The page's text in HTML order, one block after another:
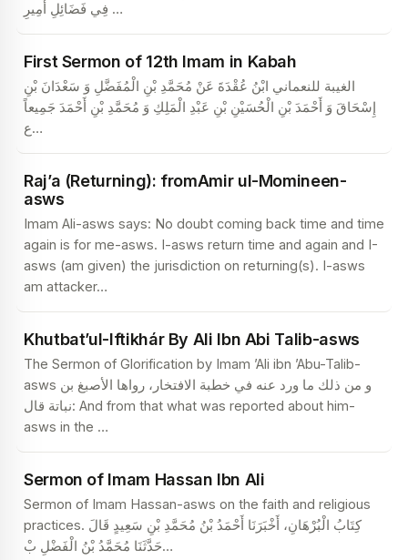
…
First Sermon of 12th Imam in Kabah
الغيبة للنعماني ابْنُ عُقْدَةَ عَنْ مُحَمَّدِ بْنِ الْمُفَضَّلِ وَ سَعْدَانَ بْنِ
إِسْحَاقَ وَ أَحْمَدَ بْنِ الْحُسَيْنِ بْنِ عَبْدِ الْمَلِكِ وَ مُحَمَّدِ بْنِ أَحْمَدَ جَمِيعاً
ع…
Raj’a (Returning): fromAmir ul-Momineen-
asws
Imam Ali-asws says: No doubt coming back time and time
again is for me-asws. I-asws return time and again and I-
asws (am given) the jurisdiction on returning(s). I-asws
am attacker…
Khutbat’ul-Iftikhár By Ali Ibn Abi Talib-asws
The Sermon of Glorification by Imam ’Ali ibn ’Abu-Talib-
asws و من ذلك ما ورد عنه في خطبة الافتخار، رواها الأصبغ بن
نباتة قال: And from that what was reported about him-
asws in the …
Sermon of Imam Hassan Ibn Ali
Sermon of Imam Hassan-asws on the faith and religious
practices. كِتَابُ الْبُرْهَانِ، أَخْبَرَنَا أَحْمَدُ بْنُ مُحَمَّدِ بْنِ سَعِيدٍ قَالَ
حَدَّثَنَا مُحَمَّدُ بْنُ الْفَضْلِ بْ…